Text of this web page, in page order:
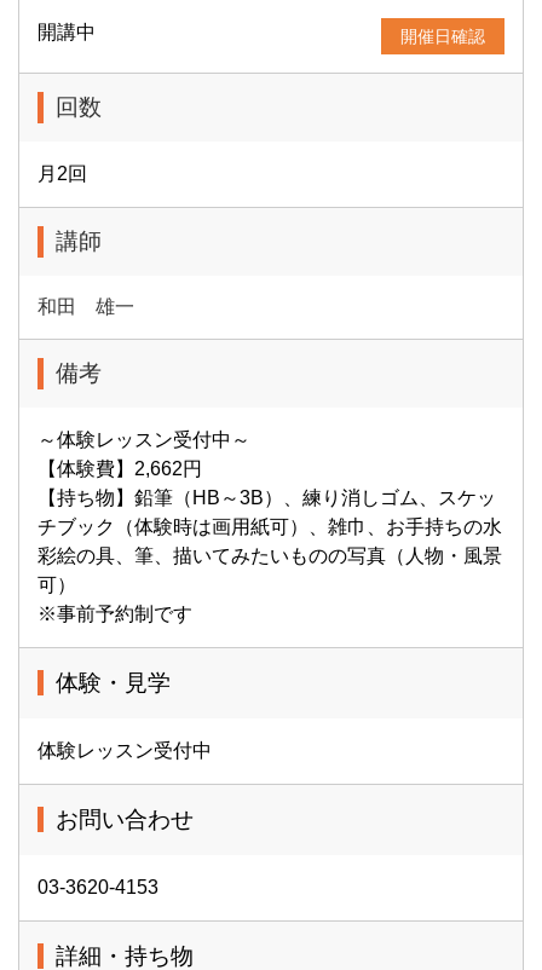
開講中 開催日確認
回数
月2回
講師
和田 雄一
備考
～体験レッスン受付中～
【体験費】2,662円
【持ち物】鉛筆（HB～3B）、練り消しゴム、スケッ
チブック（体験時は画用紙可）、雑巾、お手持ちの水
彩絵の具、筆、描いてみたいものの写真（人物・風景
可）
※事前予約制です
体験・見学
体験レッスン受付中
お問い合わせ
03-3620-4153
詳細・持ち物